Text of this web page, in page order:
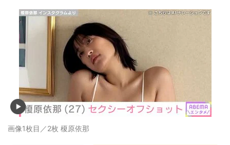
画像1枚目／2枚 榎原依那